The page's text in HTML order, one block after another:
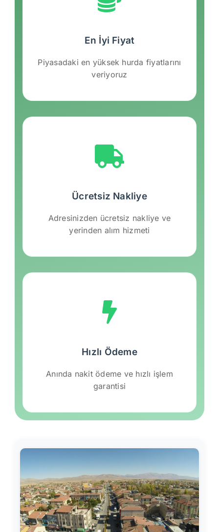
En İyi Fiyat
Piyasadaki en yüksek hurda fiyatlarını
veriyoruz
Ücretsiz Nakliye
Adresinizden ücretsiz nakliye ve
yerinden alım hizmeti
Hızlı Ödeme
Anında nakit ödeme ve hızlı işlem
garantisi